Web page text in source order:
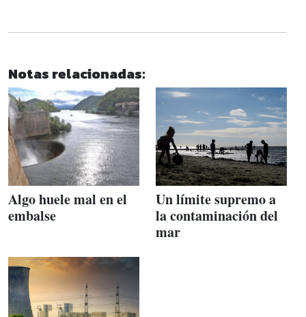
Notas relacionadas:
Algo huele mal en el
embalse
Un límite supremo a
la contaminación del
mar